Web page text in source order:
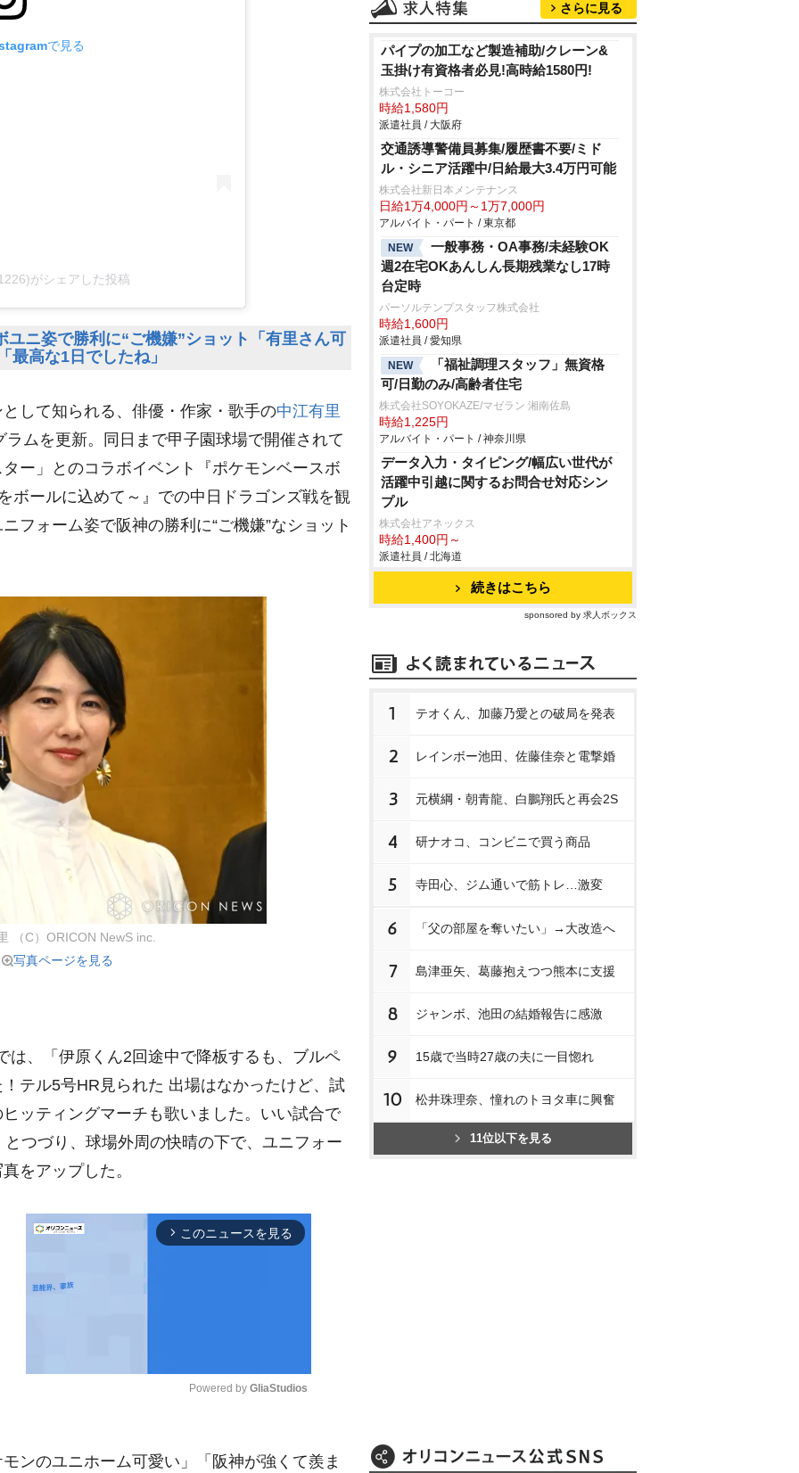
で見る
がシェアした投稿
ユニ姿で勝利に“ご機嫌”ショット「有里さん可
最高な1日でしたね」
して知られる、俳優・作家・歌手の中江有里
ムを更新。同日まで甲子園球場で開催されて
ー」とのコラボイベント『ポケモンベースボ
ボールに込めて～』での中日ドラゴンズ戦を観
フォーム姿で阪神の勝利に“ご機嫌”なショット
（C）ORICON NewS inc.
写真ページを見る
、「伊原くん2回途中で降板するも、ブルペ
テル5号HR見られた 出場はなかったけど、試
ッティングマーチも歌いました。いい試合で
つづり、球場外周の快晴の下で、ユニフォー
をアップした。
arrow_forward_ios このニュースを見る
u
Powered by GliaStudios
ンのユニホーム可愛い」「阪神が強くて羨ま
さらに見る
パイプの加工など製造補助/クレーン&
玉掛け有資格者必見!高時給1580円!
株式会社トーコー
時給1,580円
派遣社員 / 大阪府
交通誘導警備員募集/履歴書不要/ミド
ル・シニア活躍中/日給最大3.4万円可能
株式会社新日本メンテナンス
日給1万4,000円～1万7,000円
アルバイト・パート / 東京都
NEW
一般事務・OA事務/未経験OK
週2在宅OKあんしん長期残業なし17時
台定時
パーソルテンプスタッフ株式会社
時給1,600円
派遣社員 / 愛知県
NEW
「福祉調理スタッフ」無資格
可/日勤のみ/高齢者住宅
株式会社SOYOKAZE/マゼラン 湘南佐島
時給1,225円
アルバイト・パート / 神奈川県
データ入力・タイピング/幅広い世代が
活躍中引越に関するお問合せ対応シン
プル
株式会社アネックス
時給1,400円～
派遣社員 / 北海道
続きはこちら
sponsored by 求人ボックス
1 テオくん、加藤乃愛との破局を発表
2 レインボー池田、佐藤佳奈と電撃婚
3 元横綱・朝青龍、白鵬翔氏と再会2S
4 研ナオコ、コンビニで買う商品
5 寺田心、ジム通いで筋トレ…激変
6 「父の部屋を奪いたい」→大改造へ
7 島津亜矢、葛藤抱えつつ熊本に支援
8 ジャンボ、池田の結婚報告に感激
9 15歳で当時27歳の夫に一目惚れ
10 松井珠理奈、憧れのトヨタ車に興奮
11位以下を見る